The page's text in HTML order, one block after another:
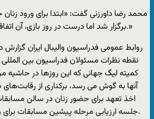
محمد رضا داورزنی گفت: «ابتدا برای ورود
برگزار شد اما درست در روز بازی، آن اتفاقی که باید بیفتد، نیفتاد.»
روابط عمومی فدراسیون والیبال ایران
نقطه نظرات مسئولان فدراسیون بین
کمیته لیگ جهانی که این روزها در حاشیه
آنها به گوش می رسد، برکناری از
اخذ تعهد برای حضور زنان در سالن
جلسه ارزیابی مرحله پیشین مسابقات برای والیبال ایران خواهد بود.